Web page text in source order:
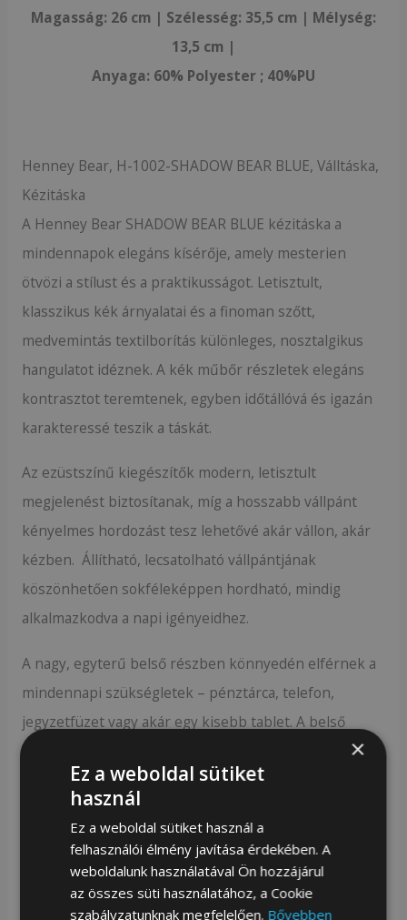
Magasság: 26 cm | Szélesség: 35,5 cm | Mélység:
13,5 cm |
Anyaga: 60% Polyester ; 40%PU
Henney Bear, H-1002-SHADOW BEAR BLUE, Válltáska,
Kézitáska
A Henney Bear SHADOW BEAR BLUE kézitáska a
mindennapok elegáns kísérője, amely mesterien
ötvözi a stílust és a praktikusságot. Letisztult,
klasszikus kék árnyalatai és a finoman szőtt,
medvemintás textilborítás különleges, nosztalgikus
hangulatot idéznek. A kék műbőr részletek elegáns
kontrasztot teremtenek, egyben időtállóvá és igazán
karakteressé teszik a táskát.
Az ezüstszínű kiegészítők modern, letisztult
megjelenést biztosítanak, míg a hosszabb vállpánt
kényelmes hordozást tesz lehetővé akár vállon, akár
kézben. Állítható, lecsatolható vállpántjának
köszönhetően sokféleképpen hordható, mindig
alkalmazkodva a napi igényeidhez.
A nagy, egyterű belső részben könnyedén elférnek a
mindennapi szükségletek – pénztárca, telefon,
jegyzetfüzet vagy akár egy kisebb tablet. A belső
kialakítás praktikus: egy cipzáras zseb segít az értékek
biztonságos tárolásában, míg több nyitott zseb
átlátható rendszerezést kínál a kisebb tárgyaknak.
Főbb jellemzők:
Cipzáras fő rekesz, belső zsebekkel
Kézi hosszú foggantyúk és állítható,
×
Ez a weboldal sütiket
használ
Ez a weboldal sütiket használ a
felhasználói élmény javítása érdekében. A
weboldalunk használatával Ön hozzájárul
az összes süti használatához, a Cookie
szabályzatunknak megfelelően. Bővebben